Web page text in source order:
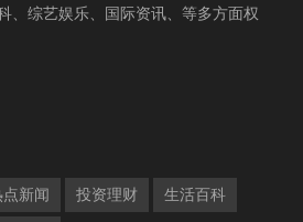
、综艺娱乐、国际资讯、等多方面权
点新闻 投资理财 生活百科